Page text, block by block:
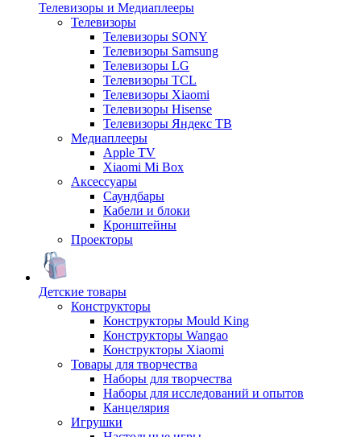
Телевизоры и Медиаплееры
Телевизоры
Телевизоры SONY
Телевизоры Samsung
Телевизоры LG
Телевизоры TCL
Телевизоры Xiaomi
Телевизоры Hisense
Телевизоры Яндекс ТВ
Медиаплееры
Apple TV
Xiaomi Mi Box
Аксессуары
Саундбары
Кабели и блоки
Кронштейны
Проекторы
Детские товары
Конструкторы
Конструкторы Mould King
Конструкторы Wangao
Конструкторы Xiaomi
Товары для творчества
Наборы для творчества
Наборы для исследований и опытов
Канцелярия
Игрушки